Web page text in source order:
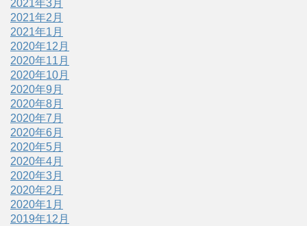
2021年3月
2021年2月
2021年1月
2020年12月
2020年11月
2020年10月
2020年9月
2020年8月
2020年7月
2020年6月
2020年5月
2020年4月
2020年3月
2020年2月
2020年1月
2019年12月